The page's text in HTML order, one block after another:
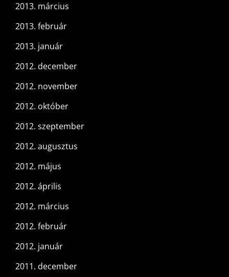
2013. március
2013. február
2013. január
2012. december
2012. november
2012. október
2012. szeptember
2012. augusztus
2012. május
2012. április
2012. március
2012. február
2012. január
2011. december